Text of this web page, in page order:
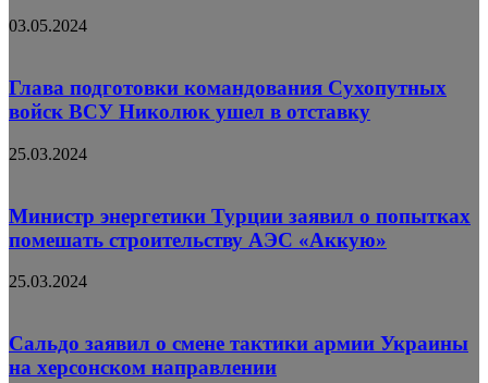
03.05.2024
Глава подготовки командования Сухопутных
войск ВСУ Николюк ушел в отставку
25.03.2024
Министр энергетики Турции заявил о попытках
помешать строительству АЭС «Аккую»
25.03.2024
Сальдо заявил о смене тактики армии Украины
на херсонском направлении